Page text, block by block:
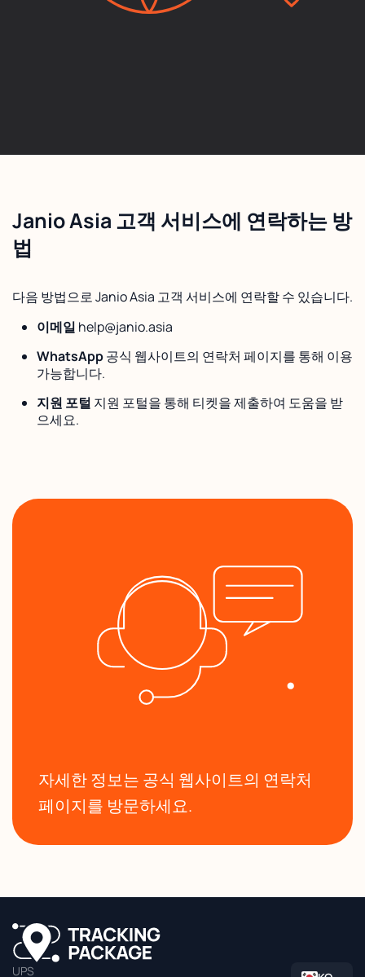
Janio Asia 고객 서비스에 연락하는 방
법
다음 방법으로 Janio Asia 고객 서비스에 연락할 수 있습니다.
이메일 help@janio.asia
WhatsApp공식 웹사이트의 연락처 페이지를 통해 이용
가능합니다.
지원 포털 지원 포털을 통해 티켓을 제출하여 도움을 받
으세요.
자세한 정보는 공식 웹사이트의 연락처
페이지를 방문하세요.
UPS